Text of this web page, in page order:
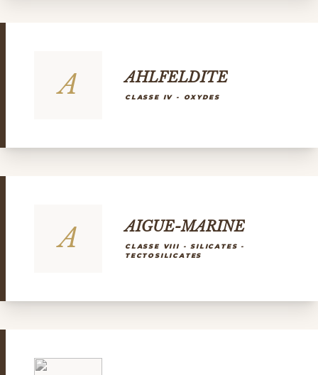
A AHLFELDITE
CLASSE IV - OXYDES
A AIGUE-MARINE
CLASSE VIII - SILICATES -
TECTOSILICATES